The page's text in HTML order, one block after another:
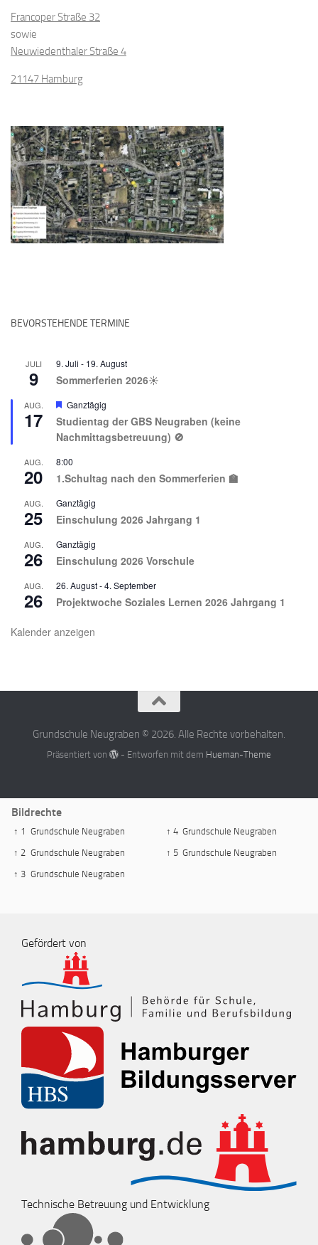
Francoper Straße 32
sowie
Neuwiedenthaler Straße 4
21147 Hamburg
BEVORSTEHENDE TERMINE
JULI
9
9. Juli - 19. August
Sommerferien 2026☀️
AUG.
17
Hervorgehoben
Ganztägig
Studientag der GBS Neugraben (keine
Nachmittagsbetreuung) 🚫
AUG.
20
8:00
1.Schultag nach den Sommerferien 🏫
AUG.
25
Ganztägig
Einschulung 2026 Jahrgang 1
AUG.
26
Ganztägig
Einschulung 2026 Vorschule
AUG.
26
26. August-4. September
Projektwoche Soziales Lernen 2026 Jahrgang 1
Kalender anzeigen
Grundschule Neugraben © 2026. Alle Rechte vorbehalten.
Präsentiert von - Entworfen mit dem Hueman-Theme
Bildrechte
↑ 1 Grundschule Neugraben
↑ 2 Grundschule Neugraben
↑ 3 Grundschule Neugraben
↑ 4 Grundschule Neugraben
↑ 5 Grundschule Neugraben
Gefördert von
Technische Betreuung und Entwicklung